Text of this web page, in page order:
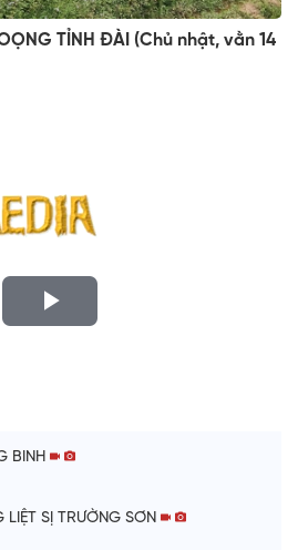
TỈNH ĐÀI (Chủ nhật, vằn 14
P
V
BINH
LIỆT SỊ TRƯỜNG SƠN